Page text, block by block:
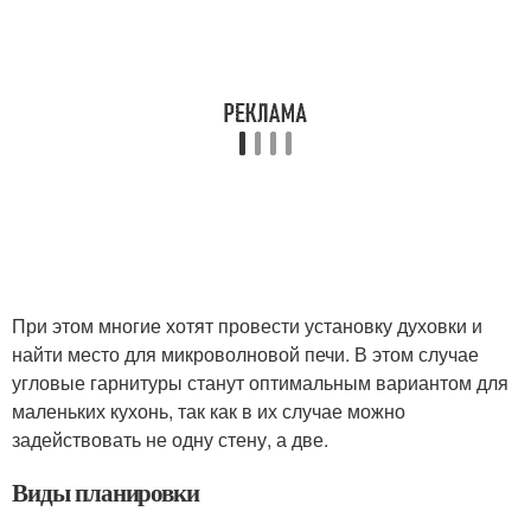
При этом многие хотят провести установку духовки и
найти место для микроволновой печи. В этом случае
угловые гарнитуры станут оптимальным вариантом для
маленьких кухонь, так как в их случае можно
задействовать не одну стену, а две.
Виды планировки